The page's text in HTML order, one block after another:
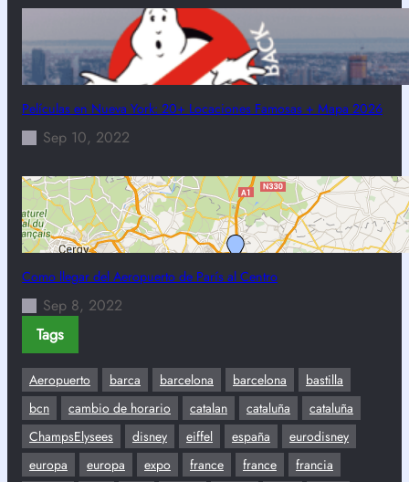
Películas en Nueva York: 20+ Locaciones Famosas + Mapa 2026
Sep 10, 2022
Como llegar del Aeropuerto de París al Centro
Sep 8, 2022
Tags
Aeropuerto barca barcelona barcelona
bastilla
bcn
cambio de horario catalan cataluña
cataluña
ChampsElysees
disney eiffel españa
eurodisney
europa
europa expo france france
francia